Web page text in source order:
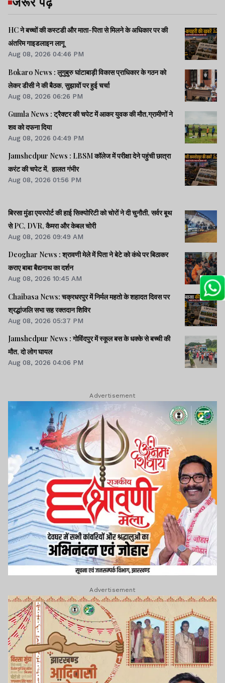
HC ने बच्चों की कस्टडी और माता-पिता से मिलने के अधिकार पर की
अंतरिम गाइडलाइन लागू
Aug 08, 2026 04:46 PM
Bokaro News : लुगुबुरु घांटाबाड़ी विकास प्राधिकार के गठन को
लेकर डीसी ने की बैठक, सुझावों पर हुई चर्चा
Aug 08, 2026 06:26 PM
Gumla News : ट्रैक्टर की चपेट में आकर युवक की मौत,ग्रामीणों ने
शव को दफना दिया
Aug 08, 2026 04:49 PM
Jamshedpur News : LBSM कॉलेज में परीक्षा देने पहुंची छात्रा
करंट की चपेट में, हालत गंभीर
Aug 08, 2026 01:56 PM
बिरसा मुंडा एयरपोर्ट की हाई सिक्योरिटी को चोरों ने दी चुनौती, सर्वर बूथ
से PC, DVR, कैमरा और केबल चोरी
Aug 08, 2026 09:49 AM
Deoghar News : श्रावणी मेले में पिता ने बेटे को कंधे पर बिठाकर
कराए बाबा बैद्यनाथ का दर्शन
Aug 08, 2026 10:45 AM
Chaibasa News: चक्रधरपुर में निर्मल महतो के शहादत दिवस पर
श्रद्धांजलि सभा सह रक्तदान शिविर
Aug 08, 2026 05:37 PM
Jamshedpur News : गोविंदपुर में स्कूल बस के धक्के से बच्ची की
मौत, दो लोग घायल
Aug 08, 2026 04:06 PM
Advertisement
Advertisement